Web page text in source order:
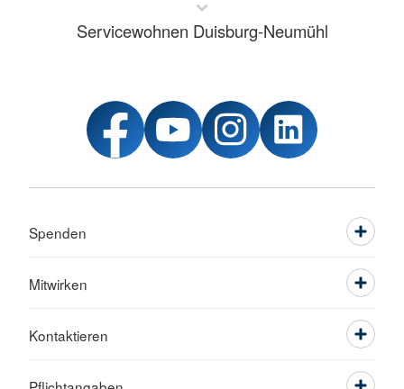
Servicewohnen Duisburg-Neumühl
Spenden
Mitwirken
Kontaktieren